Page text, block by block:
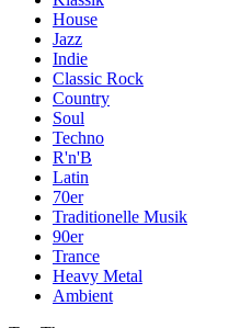
House
Jazz
Indie
Classic Rock
Country
Soul
Techno
R'n'B
Latin
70er
Traditionelle Musik
90er
Trance
Heavy Metal
Ambient